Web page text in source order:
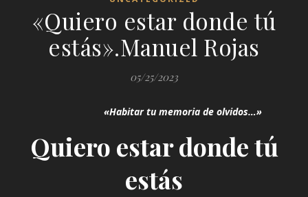
«Quiero estar donde tú
estás».Manuel Rojas
05/25/2023
«Habitar tu memoria de olvidos…»
Quiero estar donde tú
estás